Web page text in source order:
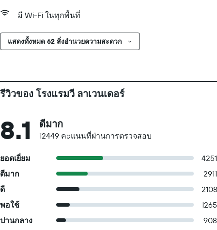
มี Wi-Fi ในทุกพื้นที่
แสดงทั้งหมด 62 สิ่งอำนวยความสะดวก
รีวิวของ โรงแรมวี ลาเวนเดอร์
8.1 ดีมาก
12449 คะแนนที่ผ่านการตรวจสอบ
ยอดเยี่ยม
4251
ดีมาก
2911
ดี
2108
พอใช้
1265
ปานกลาง
908